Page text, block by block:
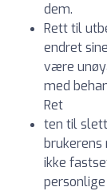
dem.
Rett til
endret
være
med
Ret
ten til
ikke